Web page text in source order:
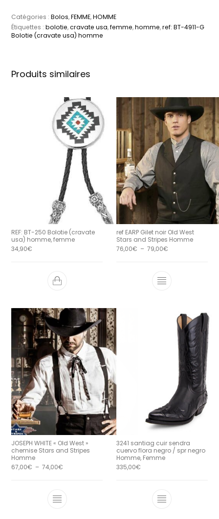
Catégories : Bolos,FEMME,HOMME
Étiquettes : bolotie,cravate usa,femme,homme,ref: BT-4911-G
Bolotie (cravate usa) homme
Produits similaires
REF: BT-250 Bolotie (cravate
usa) homme, femme
34,90€
ref EARP Gilet noir Old West
Stars and Stripes Homme
76,00€ – 79,00€Plage de prix :
Ce produit a
JOSEPH WHITE « Old West »
chemise Stars and Stripes
Homme
67,00€ – 74,00€Plage de prix : 67,00€ à 74,00€
Ce produit a plusieurs variations.
3241 santiag cuir sendra
cuervo flora negro / spr negro
Homme, Femme
335,00€
Ce produit a